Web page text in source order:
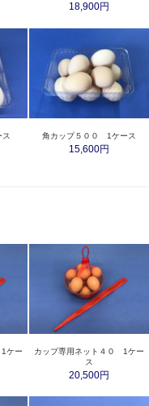
18,900円
角カップ５００ 1ケース
15,600円
ケー
カップ専用ネット４０ 1ケー
ス
20,500円